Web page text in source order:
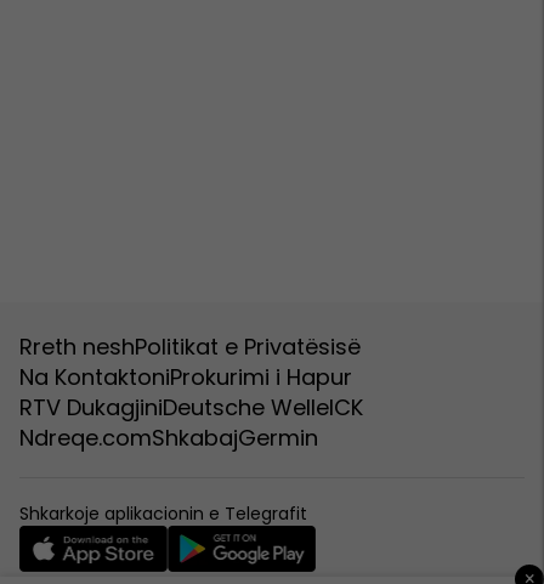
Rreth neshPolitikat e Privatësisë
Na KontaktoniProkurimi i Hapur
RTV DukagjiniDeutsche WelleICK
Ndreqe.comShkabajGermin
Shkarkoje aplikacionin e Telegrafit
×